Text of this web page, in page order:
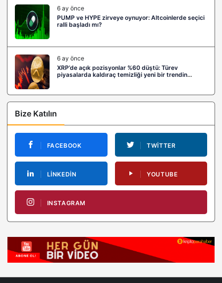
6 ay önce
PUMP ve HYPE zirveye oynuyor: Altcoinlerde seçici
ralli başladı mı?
6 ay önce
XRP’de açık pozisyonlar %60 düştü: Türev
piyasalarda kaldıraç temizliği yeni bir trendin
Bize Katılın
FACEBOOK TWITTER
LINKEDIN YOUTUBE
INSTAGRAM